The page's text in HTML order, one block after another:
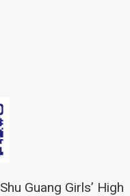
Shu Guang Girls’ High